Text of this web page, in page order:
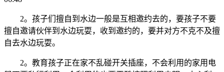
2。孩子们擅自到水边一般是互相邀约去的，要孩子不要
擅自邀请伙伴到水边玩耍，收到邀约的，要并对方不克不及擅
自去水边玩耍。
2。教育孩子正在家不乱碰开关插座，不会利用的家用电